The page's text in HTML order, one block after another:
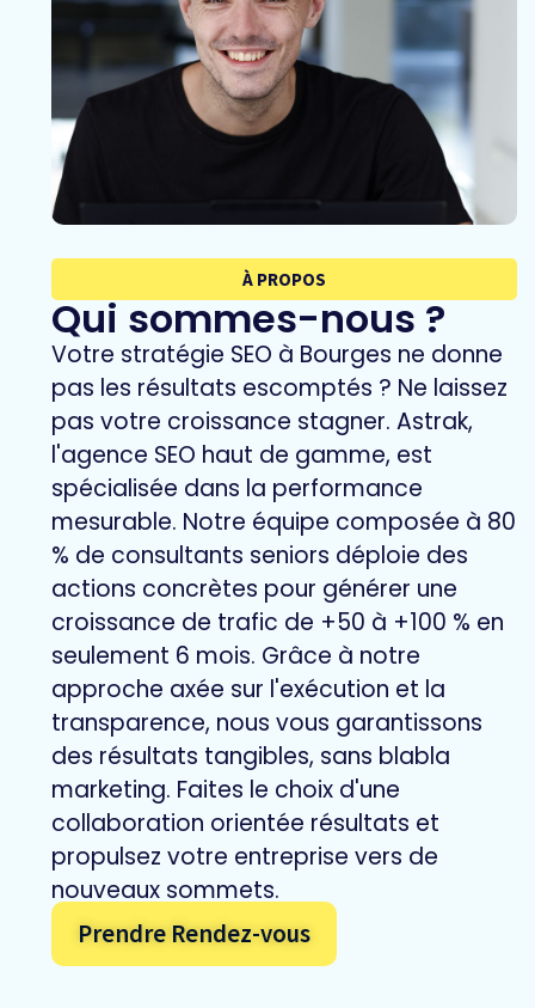
À PROPOS
Qui sommes-nous ?
Votre stratégie SEO à Bourges ne donne
pas les résultats escomptés ? Ne laissez
pas votre croissance stagner. Astrak,
l'agence SEO haut de gamme, est
spécialisée dans la performance
mesurable. Notre équipe composée à 80
% de consultants seniors déploie des
actions concrètes pour générer une
croissance de trafic de +50 à +100 % en
seulement 6 mois. Grâce à notre
approche axée sur l'exécution et la
transparence, nous vous garantissons
des résultats tangibles, sans blabla
marketing. Faites le choix d'une
collaboration orientée résultats et
propulsez votre entreprise vers de
nouveaux sommets.
Prendre Rendez-vous